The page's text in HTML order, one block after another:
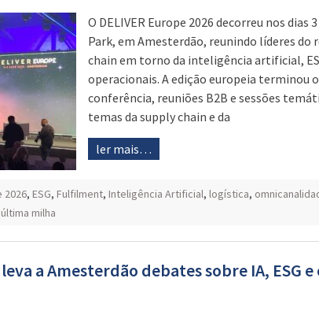
O DELIVER Europe 2026 decorreu nos dias
Park, em Amesterdão, reunindo líderes
chain em torno da inteligência artificial,
operacionais. A edição europeia terminou
conferência, reuniões B2B e sessões
temas da supply chain e da
ler mais…
2026, ESG, Fulfilment, Inteligência Artificial, logística,
última milha
a Amesterdão debates sobre IA, ESG